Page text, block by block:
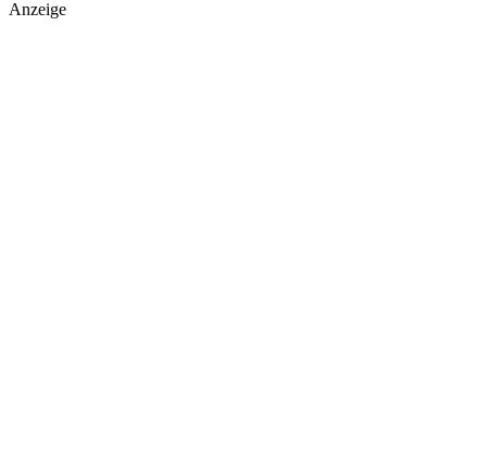
Anzeige